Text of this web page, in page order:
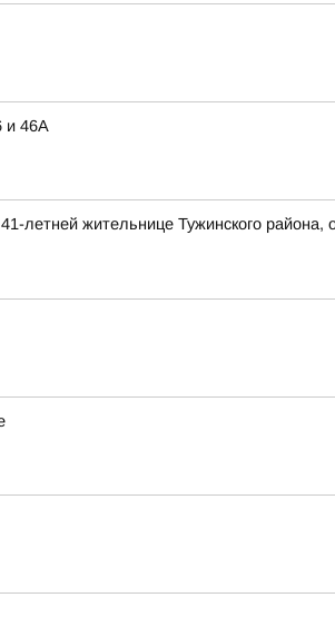
и 46А
летней жительнице Тужинского